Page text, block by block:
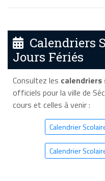
Calendriers
Jours Fériés
Consultez les calendriers
officiels pour la ville de
cours et celles à venir :
Calendrier
Calendrier